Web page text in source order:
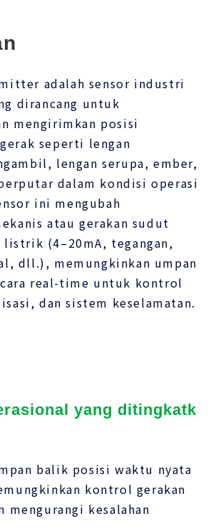
adalah sensor industri
dirancang untuk
mengirimkan posisi
seperti lengan
lengan serupa, ember,
dalam kondisi operasi
ini mengubah
atau gerakan sudut
(4–20mA, tegangan,
dll.), memungkinkan umpan
real-time untuk kontrol
dan sistem keselamatan.
yang ditingkatk
balik posisi waktu nyata
kontrol gerakan
mengurangi kesalahan